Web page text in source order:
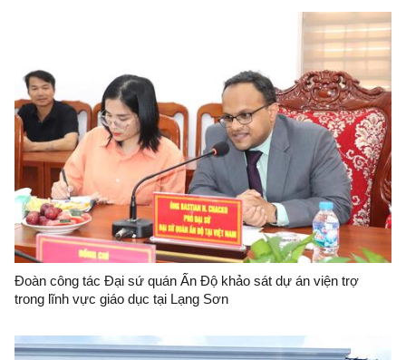
Đoàn công tác Đại sứ quán Ấn Độ khảo sát dự án viện trợ
trong lĩnh vực giáo dục tại Lạng Sơn